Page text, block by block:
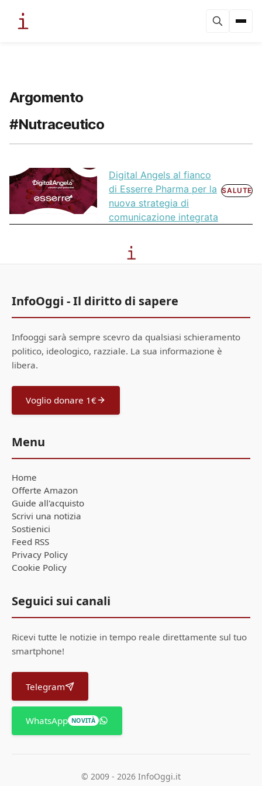
Argomento
#Nutraceutico
Digital Angels al fianco
di Esserre Pharma per la
nuova strategia di
comunicazione integrata
SALUTE
InfoOggi - Il diritto di sapere
Infooggi sarà sempre scevro da qualsiasi schieramento
politico, ideologico, razziale. La sua informazione è
libera.
Voglio donare 1€
Menu
Home
Offerte Amazon
Guide all'acquisto
Scrivi una notizia
Sostienici
Feed RSS
Privacy Policy
Cookie Policy
Seguici sui canali
Ricevi tutte le notizie in tempo reale direttamente sul tuo
smartphone!
Telegram
WhatsApp NOVITÀ
© 2009 - 2026 InfoOggi.it